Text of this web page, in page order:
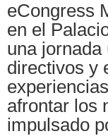
eCongress
en el
una
directivos y
afrontar los
impulsado